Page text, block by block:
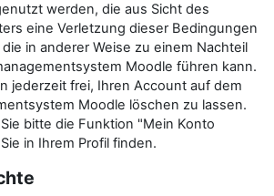
werden, die aus Sicht des
eine Verletzung dieser Bedingungen
in anderer Weise zu einem Nachteil
Moodle führen kann.
jederzeit frei, Ihren Account auf dem
Moodle löschen zu lassen.
bitte die Funktion "Mein Konto
in Ihrem Profil finden.